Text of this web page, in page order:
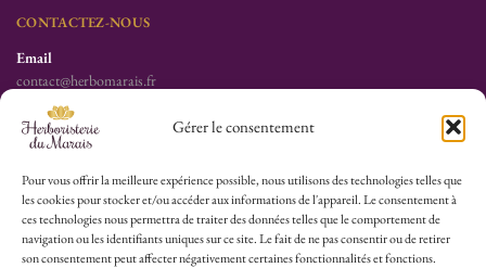
Gérer le consentement
Pour vous offrir la meilleure expérience possible, nous utilisons des technologies telles que
les cookies pour stocker et/ou accéder aux informations de l'appareil. Le consentement à
ces technologies nous permettra de traiter des données telles que le comportement de
navigation ou les identifiants uniques sur ce site. Le fait de ne pas consentir ou de retirer
son consentement peut affecter négativement certaines fonctionnalités et fonctions.
CONTACTEZ-NOUS
Email
contact@herbomarais.fr
Téléphone
+33 6 78 19 34 25
S’adresser à l’herboristerie :
6 rue des Filles du Calvaire
75003 Paris
France